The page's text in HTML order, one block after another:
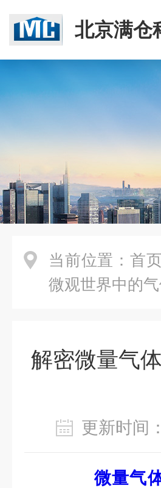
北京满仓
当前位置： 首页
微观世界中的
解密微量气
更新时
微量气